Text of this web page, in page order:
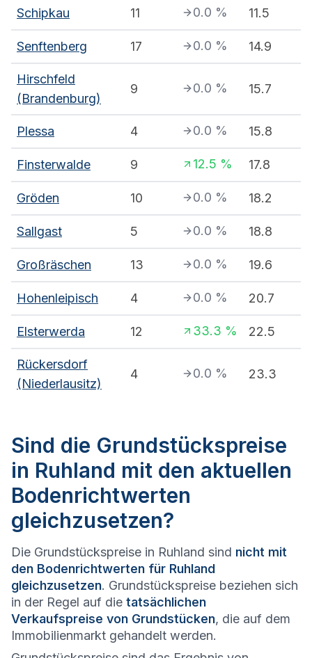
Schipkau 11 0.0 % 11.5
Senftenberg 17 0.0 % 14.9
Hirschfeld
(Brandenburg)
9 0.0 % 15.7
Plessa 4 0.0 % 15.8
Finsterwalde 9 12.5 % 17.8
Gröden 10 0.0 % 18.2
Sallgast 5 0.0 % 18.8
Großräschen 13 0.0 % 19.6
Hohenleipisch 4 0.0 % 20.7
Elsterwerda 12 33.3 % 22.5
Rückersdorf
(Niederlausitz)
4 0.0 % 23.3
Sind die Grundstückspreise
in Ruhland mit den aktuellen
Bodenrichtwerten
gleichzusetzen?
Die Grundstückspreise in Ruhland sind nicht mit
den Bodenrichtwerten für Ruhland
gleichzusetzen. Grundstückspreise beziehen sich
in der Regel auf die tatsächlichen
Verkaufspreise von Grundstücken, die auf dem
Immobilienmarkt gehandelt werden.